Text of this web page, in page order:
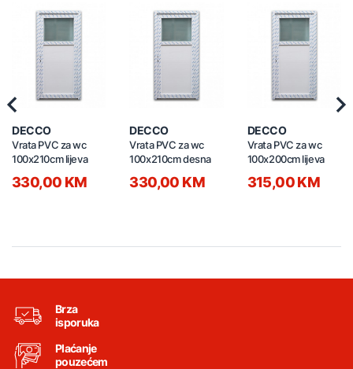
DECCO
Vrata PVC za wc
100x210cm lijeva
330,00 KM
DECCO
Vrata PVC za wc
100x210cm desna
330,00 KM
DECCO
Vrata PVC za wc
100x200cm lijeva
315,00 KM
Brza
isporuka
Plaćanje
pouzećem